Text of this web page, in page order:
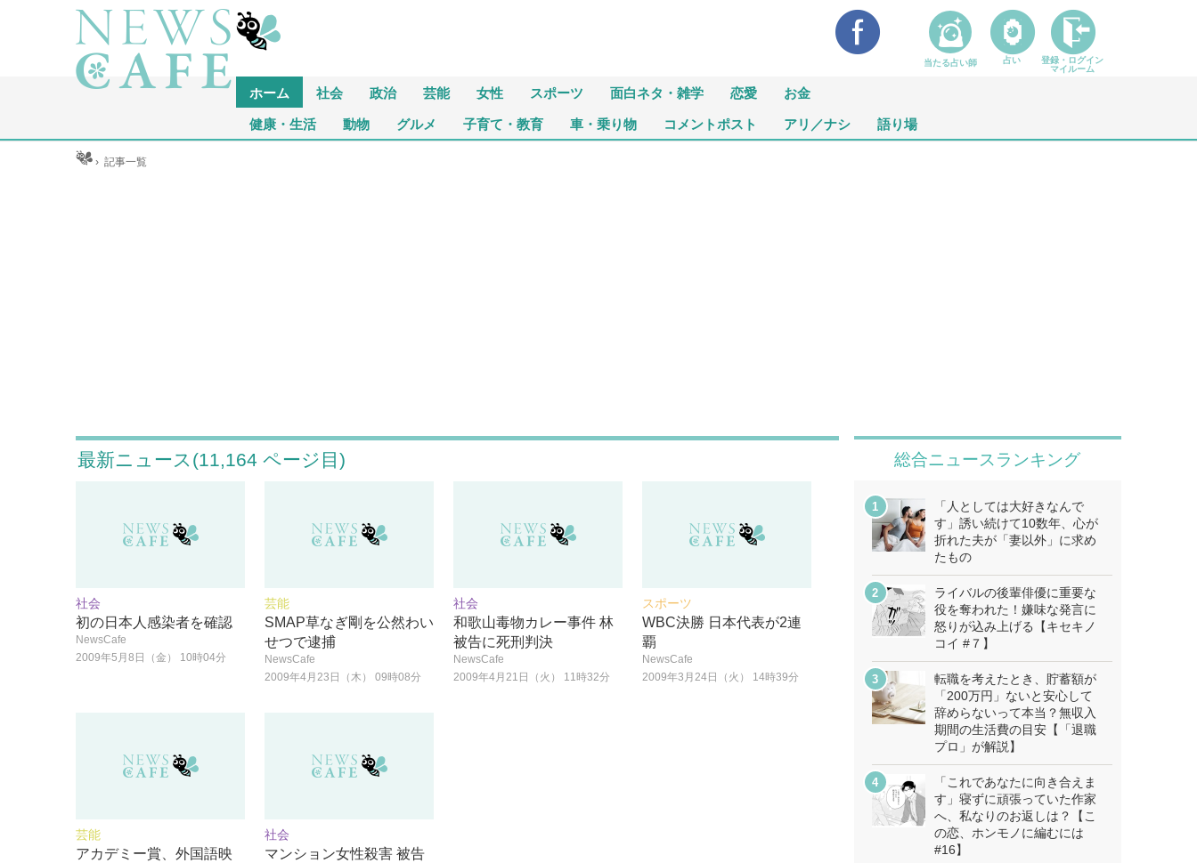
ホーム 社会 政治 芸能 女性 スポーツ 面白ネタ・雑学 恋愛 お金
健康・生活 動物 グルメ 子育て・教育 車・乗り物 コメントポスト アリ／ナシ 語り場
ホーム ›記事一覧
最新ニュース(11,164 ページ目)
社会
初の日本人感染者を確認
NewsCafe
2009年5月8日（金） 10時04分
芸能
SMAP草なぎ剛を公然わい
せつで逮捕
NewsCafe
2009年4月23日（木） 09時08分
社会
和歌山毒物カレー事件 林
被告に死刑判決
NewsCafe
2009年4月21日（火） 11時32分
スポーツ
WBC決勝 日本代表が2連
覇
NewsCafe
2009年3月24日（火） 14時39分
芸能
アカデミー賞、外国語映
社会
マンション女性殺害 被告
総合ニュースランキング
「人としては大好きなんで
す」誘い続けて10数年、心が
折れた夫が「妻以外」に求め
たもの
ライバルの後輩俳優に重要な
役を奪われた！嫌味な発言に
怒りが込み上げる【キセキノ
コイ #７】
転職を考えたとき、貯蓄額が
「200万円」ないと安心して
辞めらないって本当？無収入
期間の生活費の目安【「退職
プロ」が解説】
「これであなたに向き合えま
す」寝ずに頑張っていた作家
へ、私なりのお返しは？【こ
の恋、ホンモノに編むには
#16】
当たる占い師 占い
登録・ログイン
マイルーム